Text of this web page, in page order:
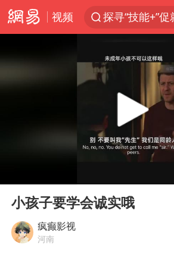
视频
探寻“技能+”
38岁山东财大
台风白海豚或
沙特否认与胡
Play
小孩子要学会诚实哦
疯癫影视
河南